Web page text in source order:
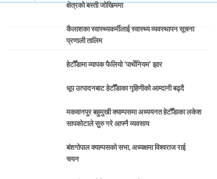
क्षेत्रको बस्ती जोखिममा
कैलाशका स्वास्थ्यकर्मीलाई स्वास्थ्य व्यवस्थापन सूचना
प्रणाली तालिम
हेटौँडामा व्यापक फैलियो ‘पार्थेनियम’ झार
धूप उत्पादनबाट हेटौँडाका गृहिणीको आम्दानी बढ्दै
मकवानपुर बहुमुखी क्याम्पसमा अध्ययनत हेटौँडाका लकेश
सापकोटाले सुरु गरे आफ्नै व्यवसाय
बंशगोपाल क्याम्पसको सभा, अध्यक्षमा विश्वराज राई
चयन